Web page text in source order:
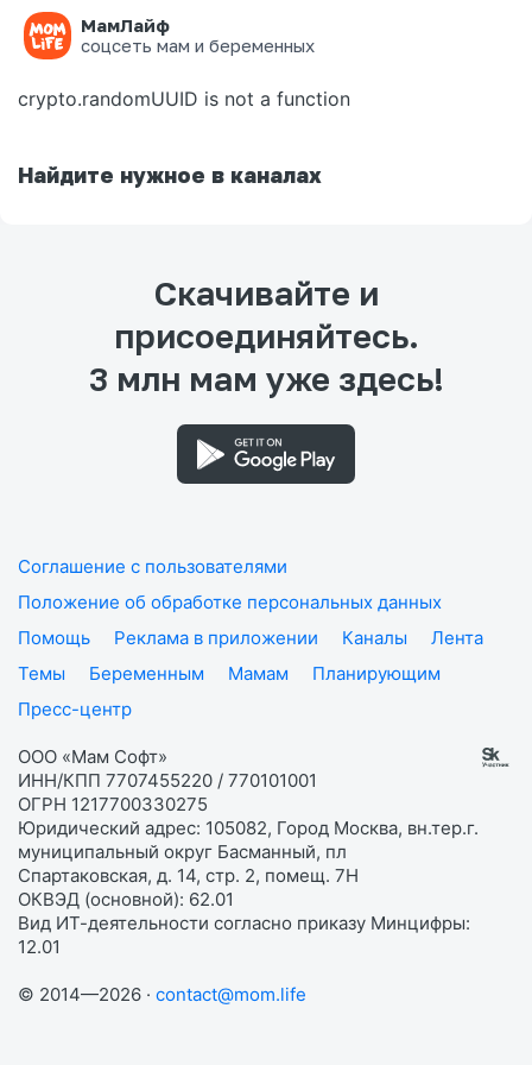
МамЛайф
соцсеть мам и беременных
Ошибка на странице
crypto.randomUUID is not a function
Найдите нужное в каналах
Скачивайте и
присоединяйтесь.
3 млн мам уже здесь!
Соглашение с пользователями
Положение об обработке персональных данных
Помощь
Реклама в приложении Каналы
Лента
Темы
Беременным Мамам
Планирующим
Пресс-центр
ООО «Мам Софт»
ИНН/КПП 7707455220 / 770101001
ОГРН 1217700330275
Юридический адрес: 105082, Город Москва, вн.тер.г.
муниципальный округ Басманный, пл
Спартаковская, д. 14, стр. 2, помещ. 7Н
ОКВЭД (основной): 62.01
Вид ИТ-деятельности согласно приказу Минцифры:
12.01
© 2014—2026 · contact@mom.life